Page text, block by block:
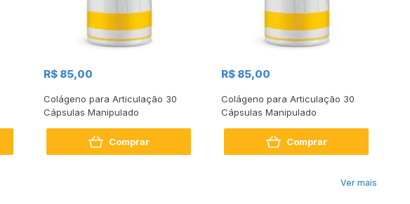
R$ 85,00
Colágeno para Articulação 30
Cápsulas Manipulado
Comprar
R$ 85,00
Colágeno para Articulação 30
Cápsulas Manipulado
Comprar
Ver mais